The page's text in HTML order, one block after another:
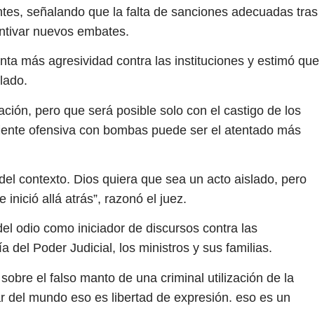
señalando que la falta de sanciones adecuadas tras
nuevos embates.
más agresividad contra las instituciones y estimó que
pero que será posible solo con el castigo de los
ofensiva con bombas puede ser el atentado más
contexto. Dios quiera que sea un acto aislado, pero
inició allá atrás”, razonó el juez.
odio como iniciador de discursos contra las
del Poder Judicial, los ministros y sus familias.
el falso manto de una criminal utilización de la
del mundo eso es libertad de expresión. eso es un